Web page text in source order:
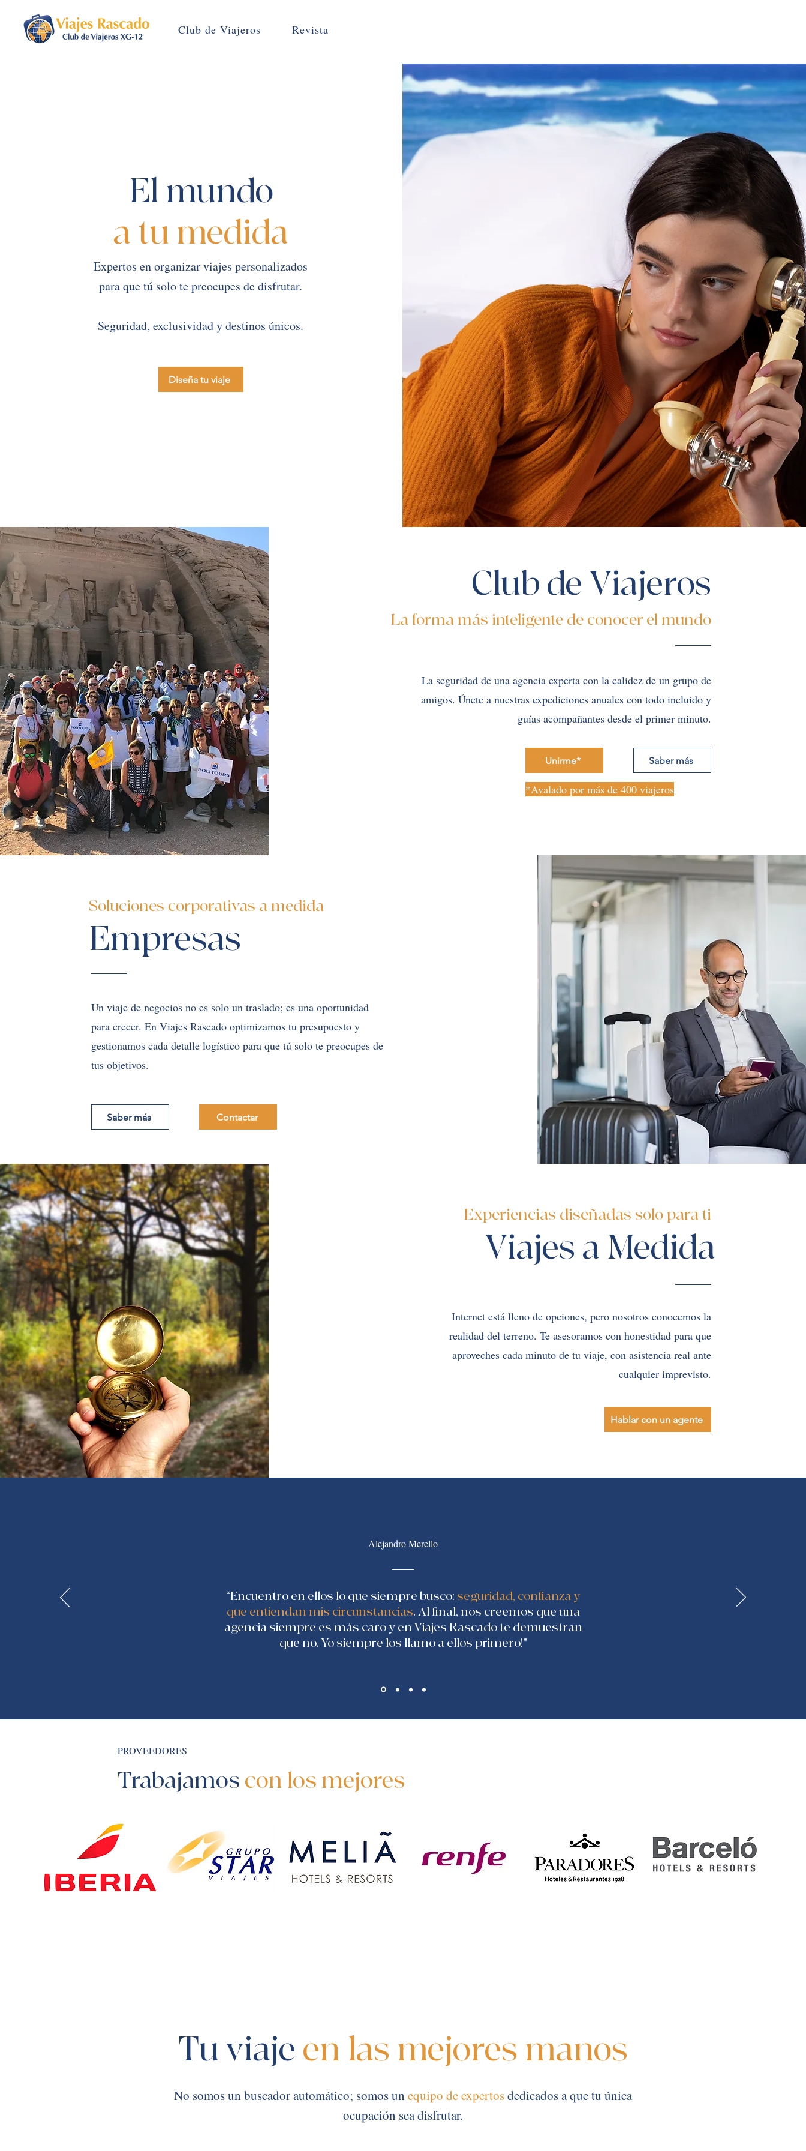
Club de Viajeros Revista
El mundo
a tu medida
Expertos en organizar viajes personalizados
para que tú solo te preocupes de disfrutar.
Seguridad, exclusividad y destinos únicos.
Diseña tu viaje
Club de Viajeros
La forma más inteligente de conocer el mundo
La seguridad de una agencia experta con la calidez de un grupo de
amigos. Únete a nuestras expediciones anuales con todo incluido y
guías acompañantes desde el primer minuto.
Unirme* Saber más
*Avalado por más de 400 viajeros
Soluciones corporativas a medida
Empresas
Un viaje de negocios no es solo un traslado; es una oportunidad
para crecer. En Viajes Rascado optimizamos tu presupuesto y
gestionamos cada detalle logístico para que tú solo te preocupes de
tus objetivos.
Saber más Contactar
Experiencias diseñadas solo para ti
Viajes a Medida
Internet está lleno de opciones, pero nosotros conocemos la
realidad del terreno. Te asesoramos con honestidad para que
aproveches cada minuto de tu viaje, con asistencia real ante
cualquier imprevisto.
Hablar con un agente
Alejandro Merello
“Encuentro en ellos lo que siempre busco: seguridad, confianza y
que entiendan mis circunstancias. Al final, nos creemos que una
agencia siempre es más caro y en Viajes Rascado te demuestran
que no. Yo siempre los llamo a ellos primero!"
PROVEEDORES
Trabajamos con los mejores
Tu viaje en las mejores manos
No somos un buscador automático; somos un equipo de expertosdedicados a que tu única
ocupación sea disfrutar.